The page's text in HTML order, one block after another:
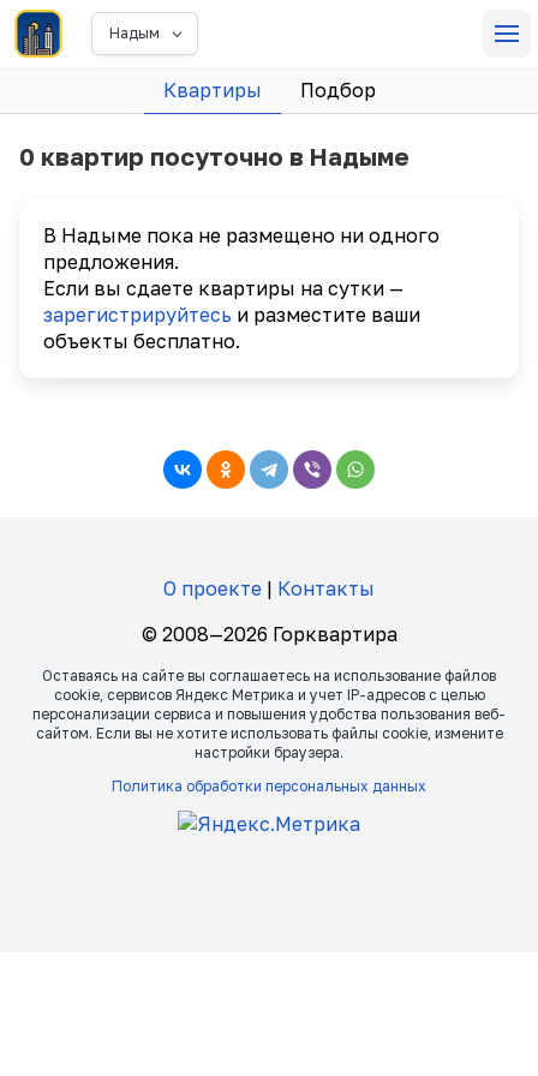
Надым
Квартиры Подбор
0 квартир посуточно в Надыме
В Надыме пока не размещено ни одного
предложения.
Если вы сдаете квартиры на сутки —
зарегистрируйтесь и разместите ваши
объекты бесплатно.
О проекте | Контакты
© 2008—2026 Горквартира
Оставаясь на сайте вы соглашаетесь на использование файлов
сookie, сервисов Яндекс Метрика и учет IP-адресов с целью
персонализации сервиса и повышения удобства пользования веб-
сайтом. Если вы не хотите использовать файлы сookie, измените
настройки браузера.
Политика обработки персональных данных